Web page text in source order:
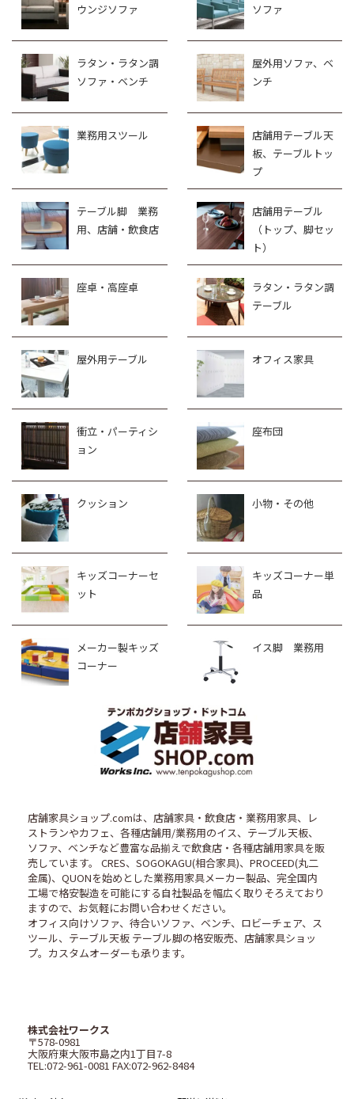
ウンジソファ
ソファ
ラタン・ラタン調
ソファ・ベンチ
屋外用ソファ、ベ
ンチ
業務用スツール
店舗用テーブル天
板、テーブルトッ
プ
テーブル脚 業務
用、店舗・飲食店
店舗用テーブル
（トップ、脚セッ
ト）
座卓・高座卓
ラタン・ラタン調
テーブル
屋外用テーブル オフィス家具
衝立・パーティシ
ョン
座布団
クッション 小物・その他
キッズコーナーセ
ット
キッズコーナー単
品
メーカー製キッズ
コーナー
イス脚 業務用
店舗家具ショップ.comは、店舗家具・飲食店・業務用家具、レ
ストランやカフェ、各種店舗用/業務用のイス、テーブル天板、
ソファ、ベンチなど豊富な品揃えで飲食店・各種店舗用家具を販
売しています。 CRES、SOGOKAGU(相合家具)、PROCEED(丸二
金属)、QUONを始めとした業務用家具メーカー製品、完全国内
工場で格安製造を可能にする自社製品を幅広く取りそろえており
ますので、お気軽にお問い合わせください。
オフィス向けソファ、待合いソファ、ベンチ、ロビーチェア、ス
ツール、テーブル天板 テーブル脚の格安販売、店舗家具ショッ
プ。カスタムオーダーも承ります。
株式会社ワークス
〒578-0981
大阪府東大阪市島之内1丁目7-8
TEL:072-961-0081 FAX:072-962-8484